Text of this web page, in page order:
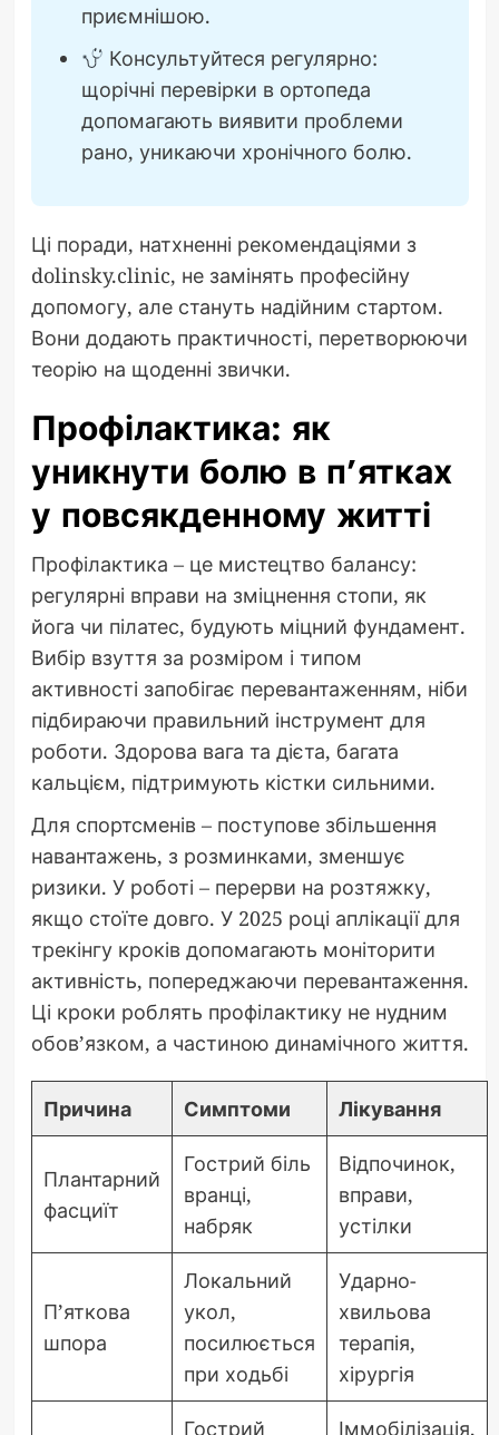
приємнішою.
Консультуйтеся регулярно:
щорічні перевірки в ортопеда
допомагають виявити проблеми
рано, уникаючи хронічного болю.
Ці поради, натхненні рекомендаціями з
dolinsky.clinic, не замінять професійну
допомогу, але стануть надійним стартом.
Вони додають практичності, перетворюючи
теорію на щоденні звички.
Профілактика: як
уникнути болю в п’ятках
у повсякденному житті
Профілактика – це мистецтво балансу:
регулярні вправи на зміцнення стопи, як
йога чи пілатес, будують міцний фундамент.
Вибір взуття за розміром і типом
активності запобігає перевантаженням, ніби
підбираючи правильний інструмент для
роботи. Здорова вага та дієта, багата
кальцієм, підтримують кістки сильними.
Для спортсменів – поступове збільшення
навантажень, з розминками, зменшує
ризики. У роботі – перерви на розтяжку,
якщо стоїте довго. У 2025 році аплікації для
трекінгу кроків допомагають моніторити
активність, попереджаючи перевантаження.
Ці кроки роблять профілактику не нудним
обов’язком, а частиною динамічного життя.
Причина Симптоми Лікування
Плантарний
фасциїт
Гострий біль
вранці,
набряк
Відпочинок,
вправи,
устілки
П’яткова
шпора
Локальний
укол,
посилюється
при ходьбі
Ударно-
хвильова
терапія,
хірургія
Гострий
Іммобілізація,